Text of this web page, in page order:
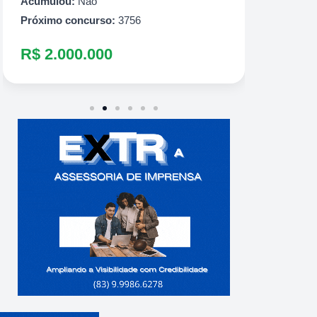
Próximo concurso: 3756
R$ 2.000.000